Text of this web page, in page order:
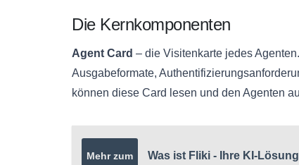
Die Kernkomponenten
Agent Card – die Visitenkarte jedes
Ausgabeformate,
können diese Card lesen und den Agenten
Mehr zum
Was ist Fliki - Ihre KI-